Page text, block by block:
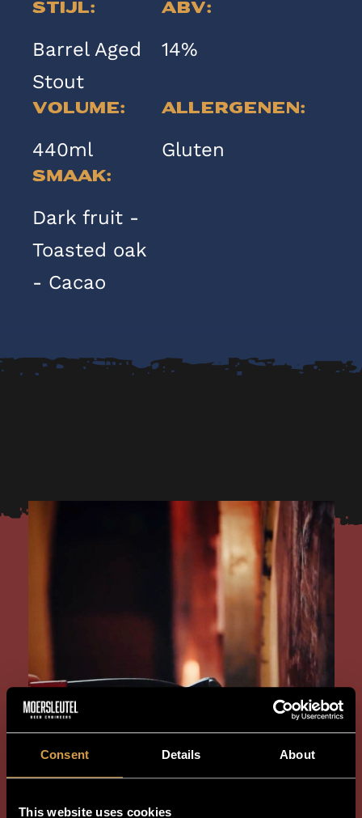
Consent Details About
This website uses cookies
Stijl:
Barrel Aged
Stout
ABV:
14%
Volume:
440ml
Allergenen:
Gluten
Smaak:
Dark fruit -
Toasted oak
- Cacao